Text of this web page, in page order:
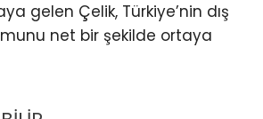
gelen Çelik, Türkiye’nin dış
net bir şekilde ortaya